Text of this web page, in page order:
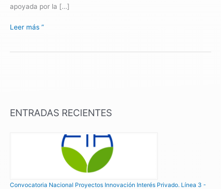
apoyada por la […]
Leer más ”
ENTRADAS RECIENTES
Convocatoria Nacional Proyectos Innovación Interés Privado. Línea 3 -